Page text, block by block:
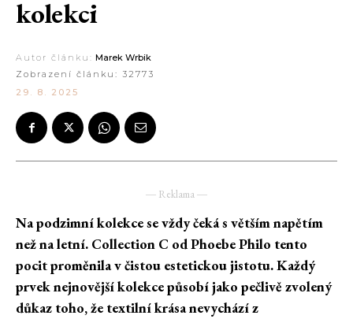
kolekci
Autor článku: Marek Wrbik
Zobrazení článku: 32773
29. 8. 2025
― Reklama ―
Na podzimní kolekce se vždy čeká s větším napětím
než na letní. Collection C od Phoebe Philo tento
pocit proměnila v čistou estetickou jistotu. Každý
prvek nejnovější kolekce působí jako pečlivě zvolený
důkaz toho, že textilní krása nevychází z